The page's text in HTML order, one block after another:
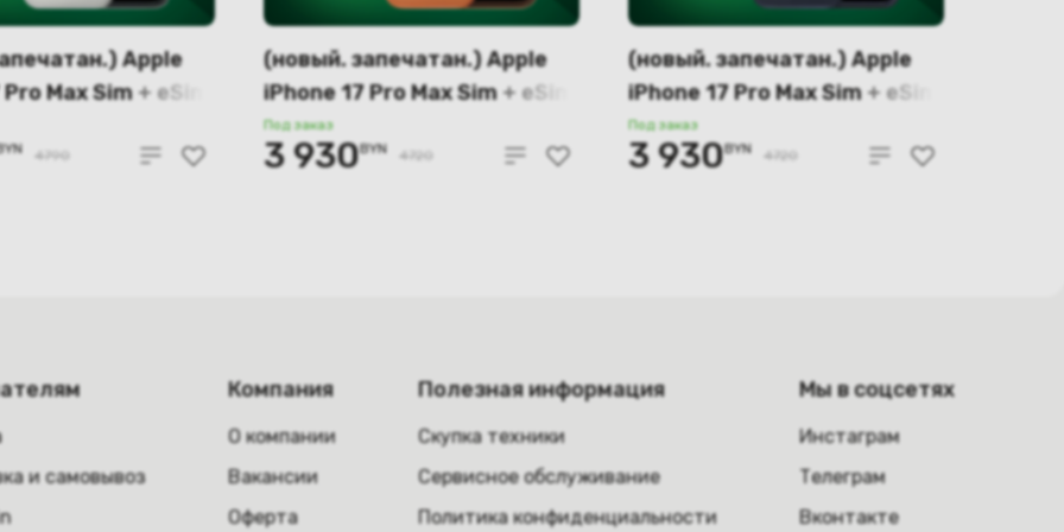
Apple
Max Sim + eSim
4790
(новый. запечатан.) Apple
iPhone 17 Pro Max Sim + eSim
256GB (оранжевый) A3526
Под заказ
3 930BYN 4720
(новый. запечатан.) Apple
iPhone 17 Pro Max Sim + eSim
256GB (глубокий синий)
A3526
Под заказ
3 930BYN 4720
и самовывоз
Компания
О компании
Вакансии
Оферта
Полезная информация
Скупка техники
Сервисное обслуживание
Политика конфиденциальности
Мы в соцсетях
Инстаграм
Телеграм
Вконтакте